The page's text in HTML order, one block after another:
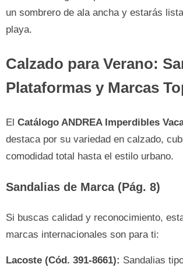
un sombrero de ala ancha y estarás
playa.
Calzado para Verano:
Plataformas y Marcas
El Catálogo ANDREA Imperdibles
destaca por su variedad en calzado,
comodidad total hasta el estilo urbano.
Sandalias de Marca (Pág. 8)
Si buscas calidad y reconocimiento,
marcas internacionales son para ti:
Lacoste (Cód. 391-8661): Sandalias